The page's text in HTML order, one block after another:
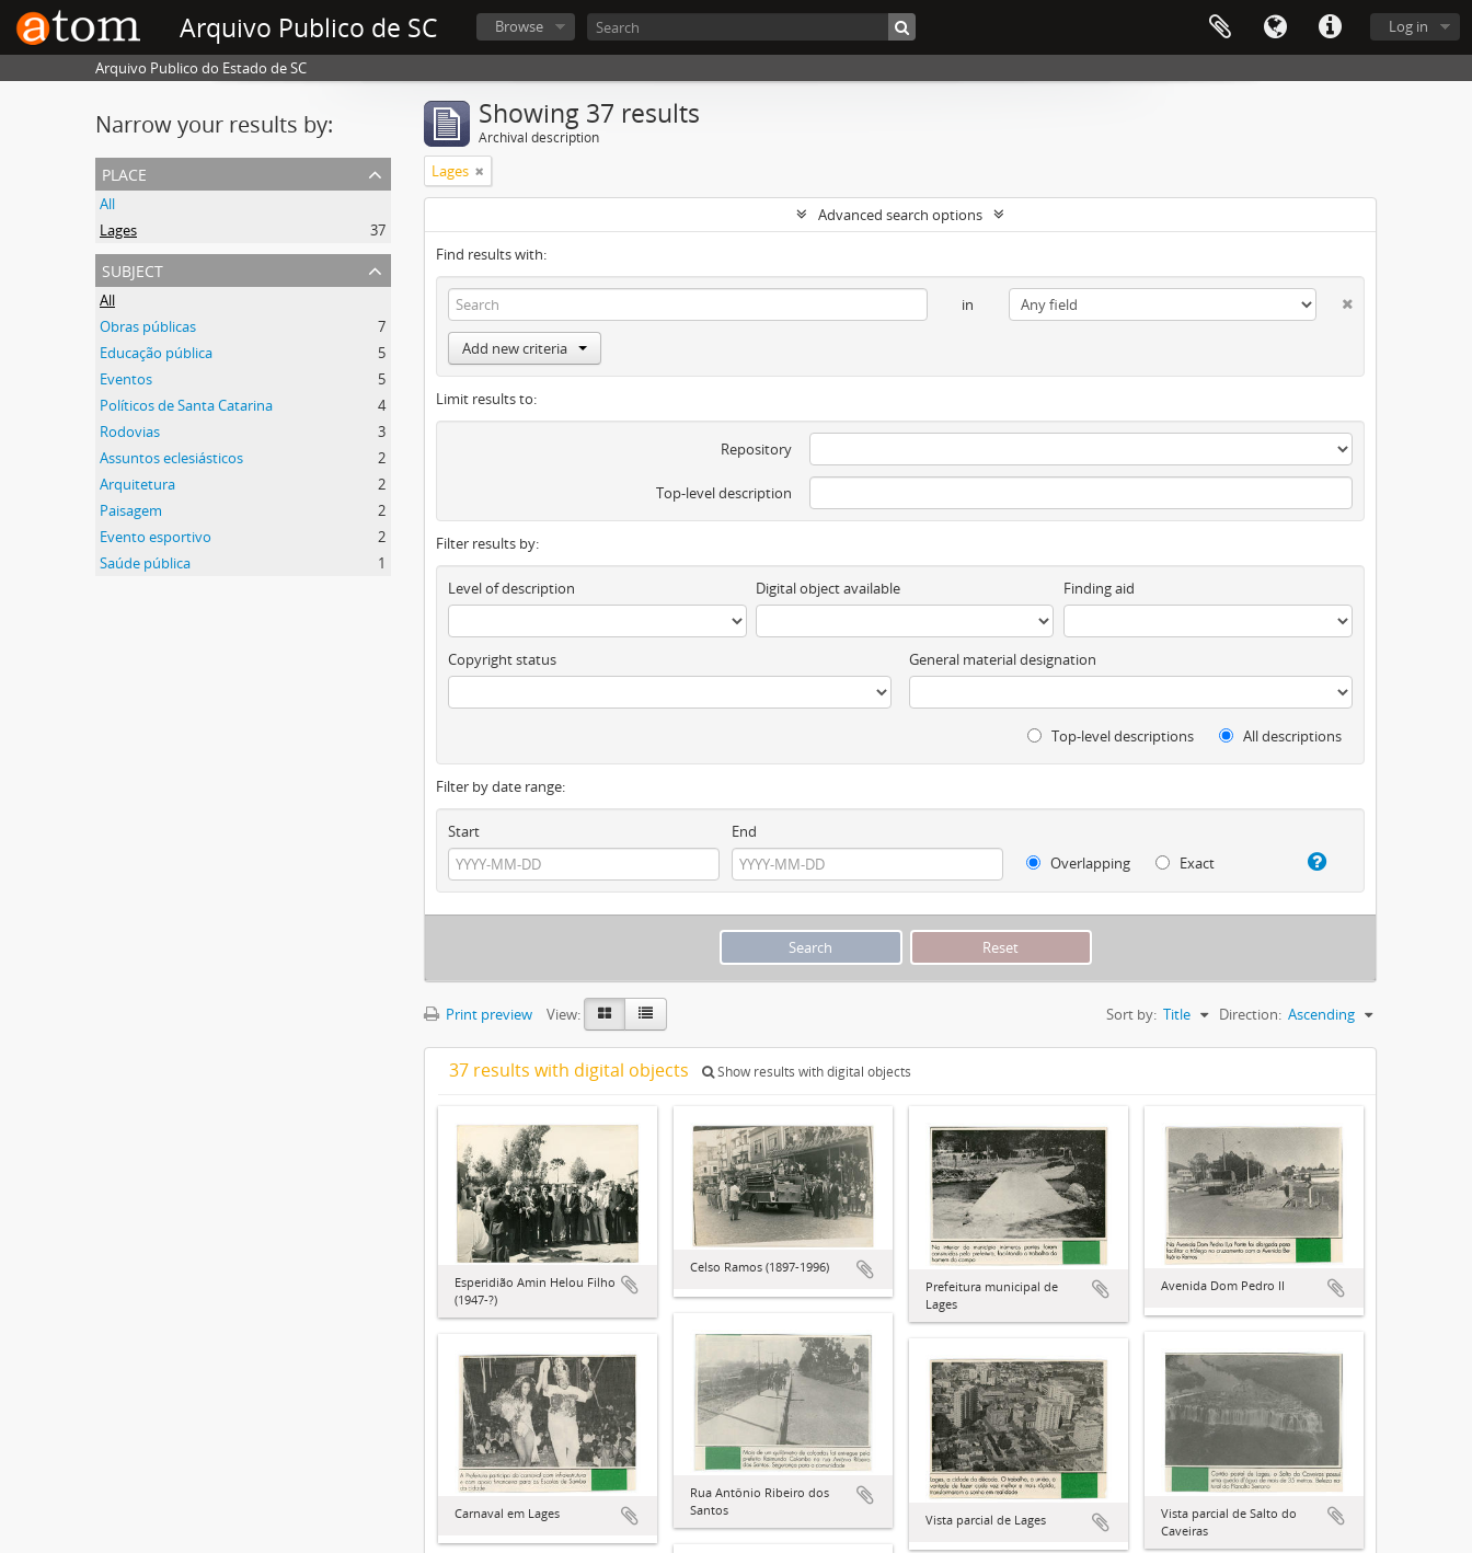
Arquivo Publico de SC Log in
Browse
Arquivo Publico do Estado de SC
Narrow your results by:
place
All
Lages
37
subject
All
Obras públicas
7
Educação pública
5
Eventos
5
Políticos de Santa Catarina
4
Rodovias
3
Assuntos eclesiásticos
2
Arquitetura
2
Paisagem
2
Evento esportivo
2
Saúde pública
1
Showing 37 results
Archival description
Lages
Advanced search options
Find results with:
in
Add new criteria
Limit results to:
Repository
Top-level description
Filter results by:
Level of description Digital object available Finding aid
Copyright status General material designation
Top-level descriptions All descriptions
Filter by date range:
Start
End
Overlapping
Exact
Print preview View: Sort by: Title Direction: Ascending
37 results with digital objects Show results with digital objects
Esperidião Amin Helou Filho
(1947-?)
Celso Ramos (1897-1996)
Prefeitura municipal de
Lages
Avenida Dom Pedro II
Rua Antônio Ribeiro dos
Santos
Vista parcial de Salto do
Caveiras
Carnaval em Lages Vista parcial de Lages